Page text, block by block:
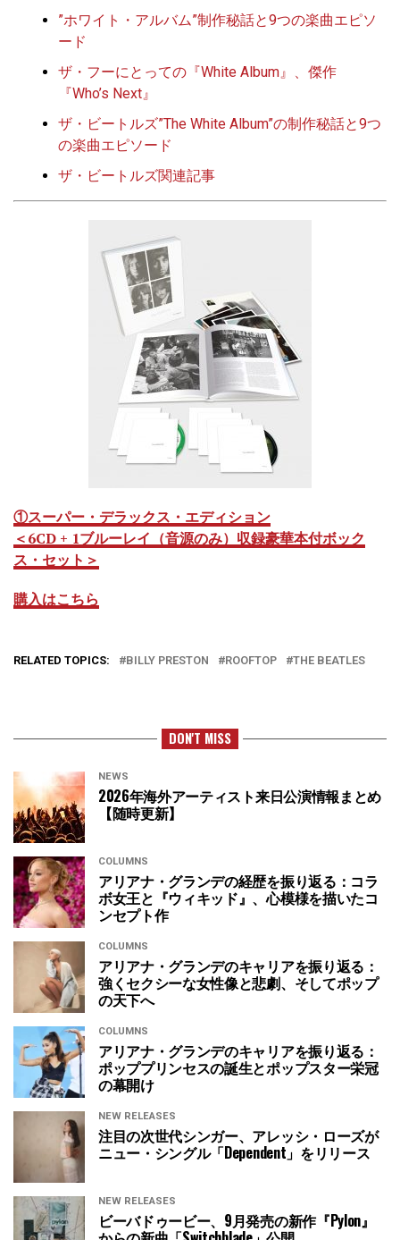
”ホワイト・アルバム”制作秘話と9つの楽曲エピソ
ード
ザ・フーにとっての『White Album』、傑作
『Who’s Next』
ザ・ビートルズ”The White Album”の制作秘話と9つ
の楽曲エピソード
ザ・ビートルズ関連記事
①スーパー・デラックス・エディション
＜6CD + 1ブルーレイ（音源のみ）収録豪華本付ボック
ス・セット＞
購入はこちら
RELATED TOPICS: BILLY PRESTON ROOFTOP THE BEATLES
DON'T MISS
NEWS
2026年海外アーティスト来日公演情報まとめ
【随時更新】
COLUMNS
アリアナ・グランデの経歴を振り返る：コラ
ボ女王と『ウィキッド』、心模様を描いたコ
ンセプト作
COLUMNS
アリアナ・グランデのキャリアを振り返る：
強くセクシーな女性像と悲劇、そしてポップ
の天下へ
COLUMNS
アリアナ・グランデのキャリアを振り返る：
ポッププリンセスの誕生とポップスター栄冠
の幕開け
NEW RELEASES
注目の次世代シンガー、アレッシ・ローズが
ニュー・シングル「Dependent」をリリース
NEW RELEASES
ビーバドゥービー、9月発売の新作『Pylon』